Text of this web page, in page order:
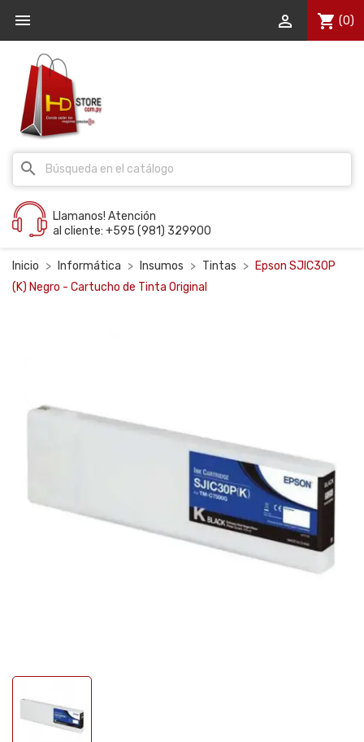
 shopping_cart (0)

search
Llamanos! Atención
al cliente: +595 (981) 329900
Inicio Informática Insumos Tintas
Epson SJIC30P
(K) Negro - Cartucho de Tinta Original